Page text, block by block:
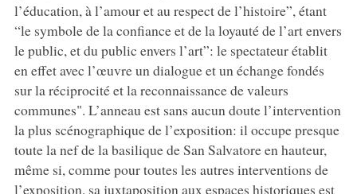
l’éducation, à l’amour et au respect de l’histoire”, étant
“le symbole de la confiance et de la loyauté de l’art envers
le public, et du public envers l’art”: le spectateur établit
en effet avec l’œuvre un dialogue et un échange fondés
sur la réciprocité et la reconnaissance de valeurs
communes". L’anneau est sans aucun doute l’intervention
la plus scénographique de l’exposition: il occupe presque
toute la nef de la basilique de San Salvatore en hauteur,
même si, comme pour toutes les autres interventions de
l’exposition, sa juxtaposition aux espaces historiques est